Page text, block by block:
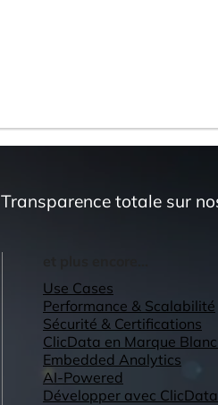
Use Cases
Performance & Scalabilité
Sécurité & Certifications
ClicData en Marque
Embedded Analytics
AI-Powered
Développer avec ClicData
Transparence totale sur